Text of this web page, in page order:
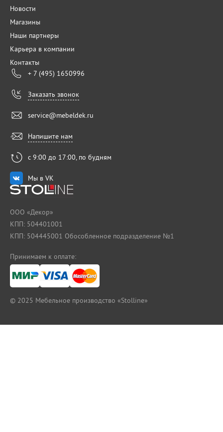
Новости
Магазины
Наши партнеры
Карьера в компании
Контакты
+ 7 (495) 1650996
Заказать звонок
service@mebeldek.ru
Напишите нам
с 9:00 до 17:00, по будням
Мы в VK
ООО «Декор»
КПП: 504401001
КПП: 504445001 Обособленное подразделение №1
Принимаем к оплате:
© 2025 Мебельное производство «Stolline»